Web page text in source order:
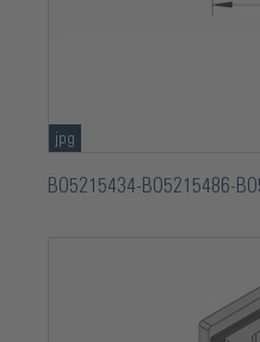
jpg
BO5215434-BO5215486-